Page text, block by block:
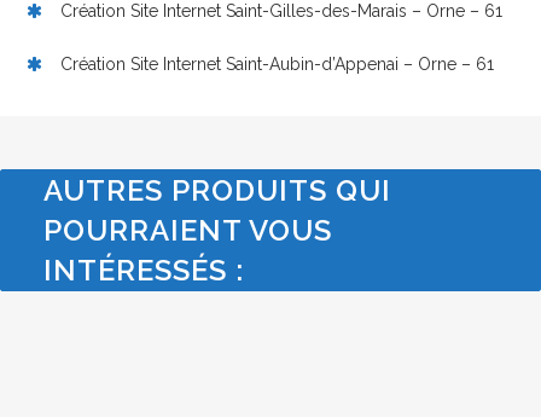
Création Site Internet Saint-Gilles-des-Marais – Orne – 61
Création Site Internet Saint-Aubin-d’Appenai – Orne – 61
AUTRES PRODUITS QUI
POURRAIENT VOUS
INTÉRESSÉS :